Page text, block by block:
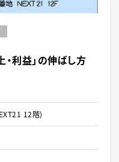
・利益」の伸ばし方
12階)